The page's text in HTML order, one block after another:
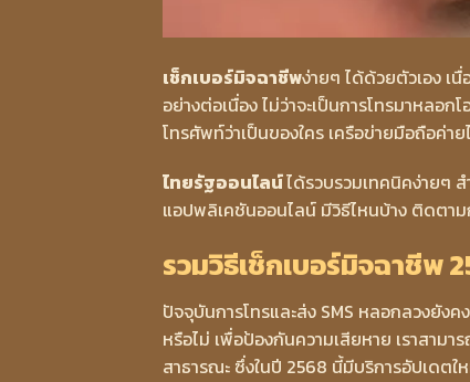
เช็กเบอร์มิจฉาชีพง่ายๆ ได้ด้วยตัวเอง
อย่างต่อเนื่อง ไม่ว่าจะเป็นการโทรมาหลอก
โทรศัพท์ว่าเป็นของใคร เครือข่ายมือถือค่า
ไทยรัฐออนไลน์ได้รวบรวมเทคนิคง่ายๆ
แอปพลิเคชันออนไลน์ มีวิธีไหนบ้าง ติดตา
รวมวิธีเช็กเบอร์มิจฉาชีพ
ปัจจุบันการโทรและส่ง SMS หลอกลวงยัง
หรือไม่ เพื่อป้องกันความเสียหาย เราสาม
สาธารณะ ซึ่งในปี 2568 นี้มีบริการอัปเดตใ